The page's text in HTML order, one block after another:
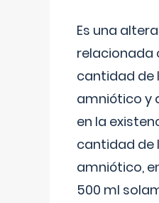
Es una
relacionada
cantidad de
amniótico y
en la
cantidad de
amniótico,
500 ml